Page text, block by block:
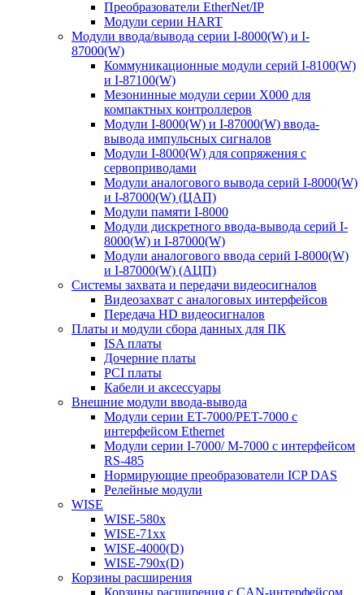
Преобразователи EtherNet/IP
Модули серии HART
Модули ввода/вывода серии I-8000(W) и I-
87000(W)
Коммуникационные модули серий I-8100(W)
и I-87100(W)
Мезонинные модули серии X000 для
компактных контроллеров
Модули I-8000(W) и I-87000(W) ввода-
вывода импульсных сигналов
Модули I-8000(W) для сопряжения с
сервоприводами
Модули аналогового вывода серий I-8000(W)
и I-87000(W) (ЦАП)
Модули памяти I-8000
Модули дискретного ввода-вывода серий I-
8000(W) и I-87000(W)
Модули аналогового ввода серий I-8000(W)
и I-87000(W) (АЦП)
Системы захвата и передачи видеосигналов
Видеозахват с аналоговых интерфейсов
Передача HD видеосигналов
Платы и модули сбора данных для ПК
ISA платы
Дочерние платы
PCI платы
Кабели и аксессуары
Внешние модули ввода-вывода
Модули серии ET-7000/PET-7000 с
интерфейсом Ethernet
Модули серии I-7000/ M-7000 с интерфейсом
RS-485
Нормирующие преобразователи ICP DAS
Релейные модули
WISE
WISE-580x
WISE-71xx
WISE-4000(D)
WISE-790x(D)
Корзины расширения
Корзины расширения с CAN-интерфейсом